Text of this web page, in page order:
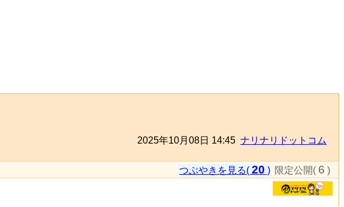
2025年10月08日 14:45 ナリナリドットコム
つぶやきを見る( 20 ) 限定公開( 6 )